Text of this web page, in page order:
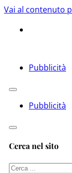
Vai al contenuto
Pubblicità
Pubblicità
Cerca nel sito
Cerca